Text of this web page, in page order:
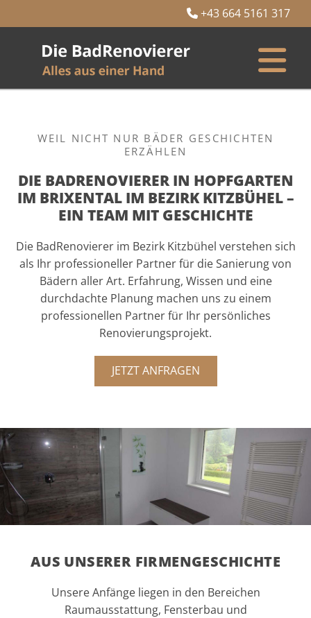
 +43 664 5161 317
WEIL NICHT NUR BÄDER GESCHICHTEN
ERZÄHLEN
DIE BADRENOVIERER IN HOPFGARTEN
IM BRIXENTAL IM BEZIRK KITZBÜHEL –
EIN TEAM MIT GESCHICHTE
Die BadRenovierer im Bezirk Kitzbühel verstehen sich
als Ihr professioneller Partner für die Sanierung von
Bädern aller Art. Erfahrung, Wissen und eine
durchdachte Planung machen uns zu einem
professionellen Partner für Ihr persönliches
Renovierungsprojekt.
JETZT ANFRAGEN
AUS UNSERER FIRMENGESCHICHTE
Unsere Anfänge liegen in den Bereichen
Raumausstattung, Fensterbau und